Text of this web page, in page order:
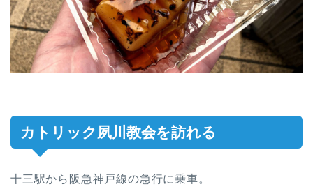
カトリック夙川教会を訪れる
十三駅から阪急神戸線の急行に乗車。